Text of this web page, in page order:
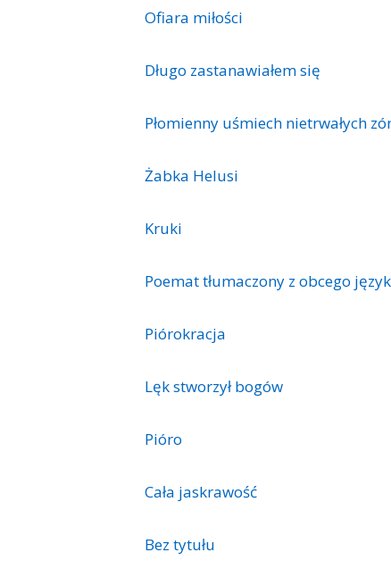
Ofiara miłości
Długo zastanawiałem się
Płomienny uśmiech nietrwałych
Żabka Helusi
Kruki
Poemat tłumaczony z obcego
Piórokracja
Lęk stworzył bogów
Pióro
Cała jaskrawość
Bez tytułu